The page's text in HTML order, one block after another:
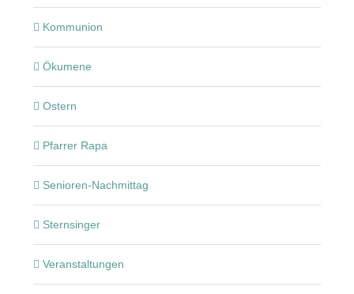
Kommunion
Ökumene
Ostern
Pfarrer Rapa
Senioren-Nachmittag
Sternsinger
Veranstaltungen